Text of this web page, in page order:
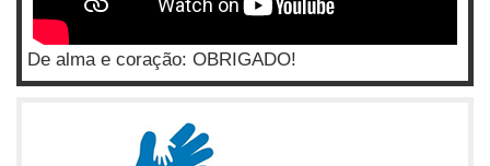
De alma e coração: OBRIGADO!